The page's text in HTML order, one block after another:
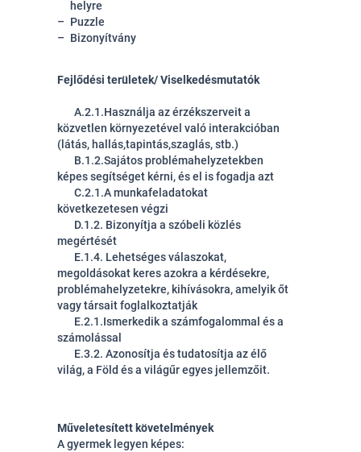
helyre
Puzzle
Bizonyítvány
Fejlődési területek/ Viselkedésmutatók
A.2.1.Használja az érzékszerveit a
közvetlen környezetével való interakcióban
(látás, hallás,tapintás,szaglás, stb.)
B.1.2.Sajátos problémahelyzetekben
képes segítséget kérni, és el is fogadja azt
C.2.1.A munkafeladatokat
következetesen végzi
D.1.2. Bizonyítja a szóbeli közlés
megértését
E.1.4. Lehetséges válaszokat,
megoldásokat keres azokra a kérdésekre,
problémahelyzetekre, kihívásokra, amelyik őt
vagy társait foglalkoztatják
E.2.1.Ismerkedik a számfogalommal és a
számolással
E.3.2. Azonosítja és tudatosítja az élő
világ, a Föld és a világűr egyes jellemzőit.
Műveletesített követelmények
A gyermek legyen képes: